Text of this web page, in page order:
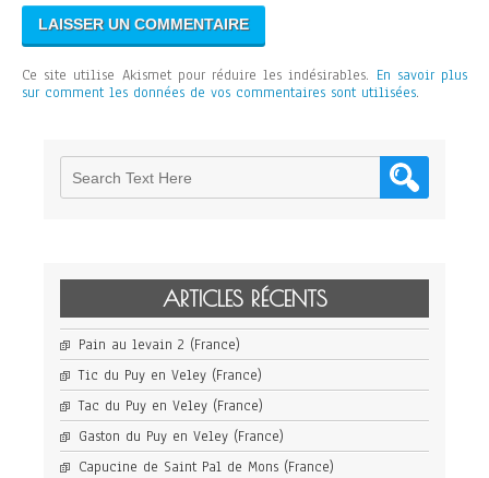
Ce site utilise Akismet pour réduire les indésirables. En savoir plus
sur comment les données de vos commentaires sont utilisées.
ARTICLES RÉCENTS
Pain au levain 2 (France)
Tic du Puy en Veley (France)
Tac du Puy en Veley (France)
Gaston du Puy en Veley (France)
Capucine de Saint Pal de Mons (France)